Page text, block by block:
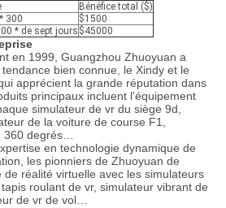
Bénéfice total ($)
300
$1500
* de sept jours $45000
en 1999, Guangzhou Zhuoyuan a
bien connue, le Xindy et le
apprécient la grande réputation dans
principaux incluent l'équipement
simulateur de vr du siège 9d,
de la voiture de course F1,
360 degrés…
en technologie dynamique de
les pionniers de Zhuoyuan de
de réalité virtuelle avec les simulateurs
roulant de vr, simulateur vibrant de
de vr de vol…